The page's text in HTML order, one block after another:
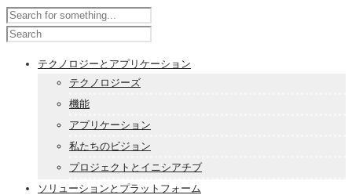
テクノロジーとアプリケーション
テクノロジーズ
機能
アプリケーション
私たちのビジョン
プロジェクトとイニシアチブ
ソリューションとプラットフォーム